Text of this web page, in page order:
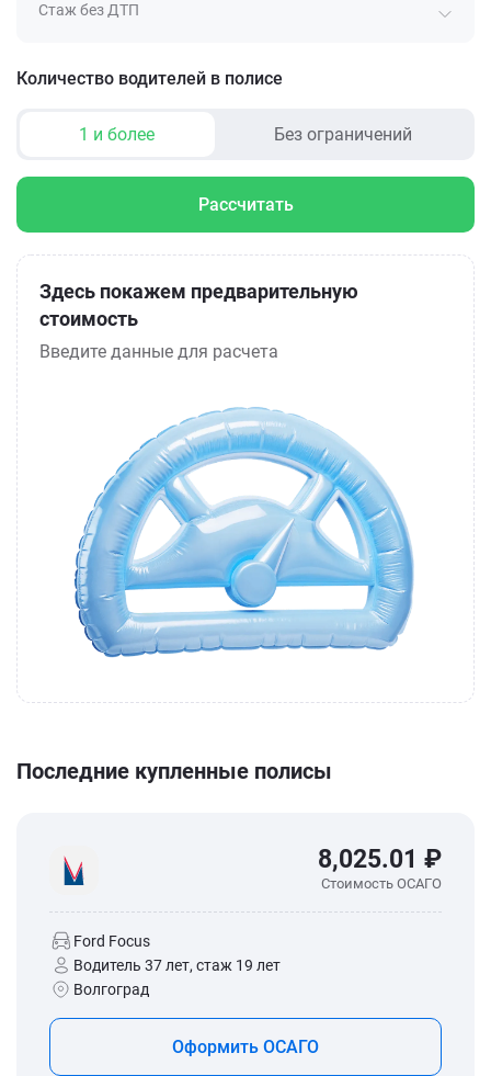
Стаж без ДТП
Количество водителей в полисе
1 и более Без ограничений
Рассчитать
Здесь покажем предварительную
стоимость
Введите данные для расчета
Последние купленные полисы
8,025.01 ₽
Стоимость ОСАГО
Ford Focus
Водитель 37 лет, стаж 19 лет
Волгоград
Оформить ОСАГО